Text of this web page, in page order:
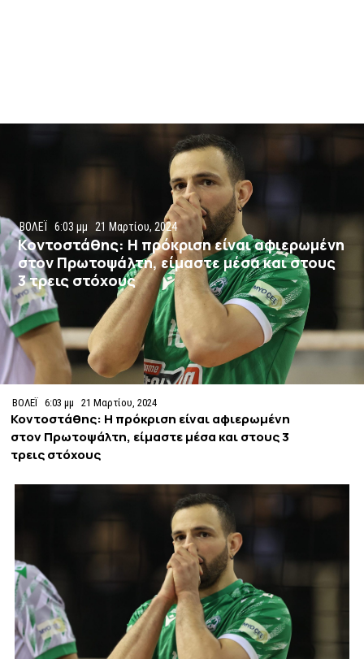
ΒΟΛΕΪ 6:03 μμ 21 Μαρτίου, 2024
Κοντοστάθης: Η πρόκριση είναι αφιερωμένη
στον Πρωτοψάλτη, είμαστε μέσα και στους
3 τρεις στόχους
ΒΟΛΕΪ 6:03 μμ 21 Μαρτίου, 2024
Κοντοστάθης: Η πρόκριση είναι αφιερωμένη
στον Πρωτοψάλτη, είμαστε μέσα και στους 3
τρεις στόχους